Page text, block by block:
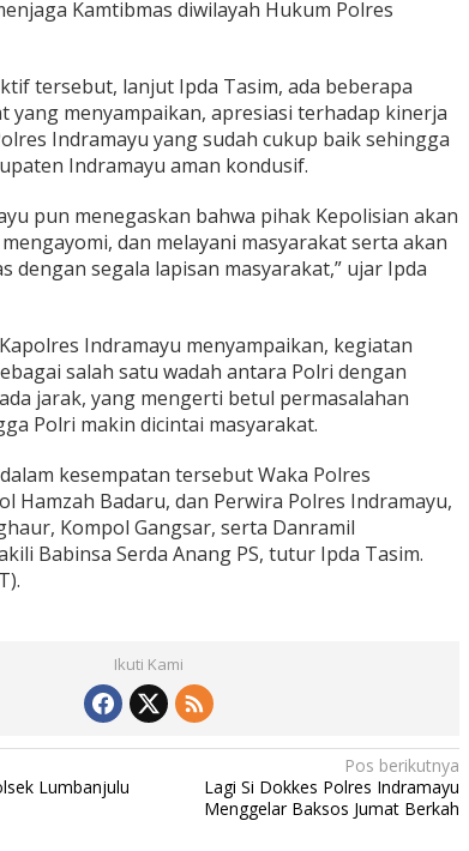
Kamtibmas diwilayah Hukum Polres
tersebut, lanjut Ipda Tasim, ada beberapa
yang menyampaikan, apresiasi terhadap kinerja
Indramayu yang sudah cukup baik sehingga
Indramayu aman kondusif.
pun menegaskan bahwa pihak Kepolisian akan
dan melayani masyarakat serta akan
dengan segala lapisan masyarakat,” ujar Ipda
Indramayu menyampaikan, kegiatan
salah satu wadah antara Polri dengan
jarak, yang mengerti betul permasalahan
Polri makin dicintai masyarakat.
kesempatan tersebut Waka Polres
Hamzah Badaru, dan Perwira Polres Indramayu,
Kompol Gangsar, serta Danramil
Babinsa Serda Anang PS, tutur Ipda Tasim.
Ikuti Kami
Lumbanjulu
Pos berikutnya
Lagi Si Dokkes Polres Indramayu
Menggelar Baksos Jumat Berkah